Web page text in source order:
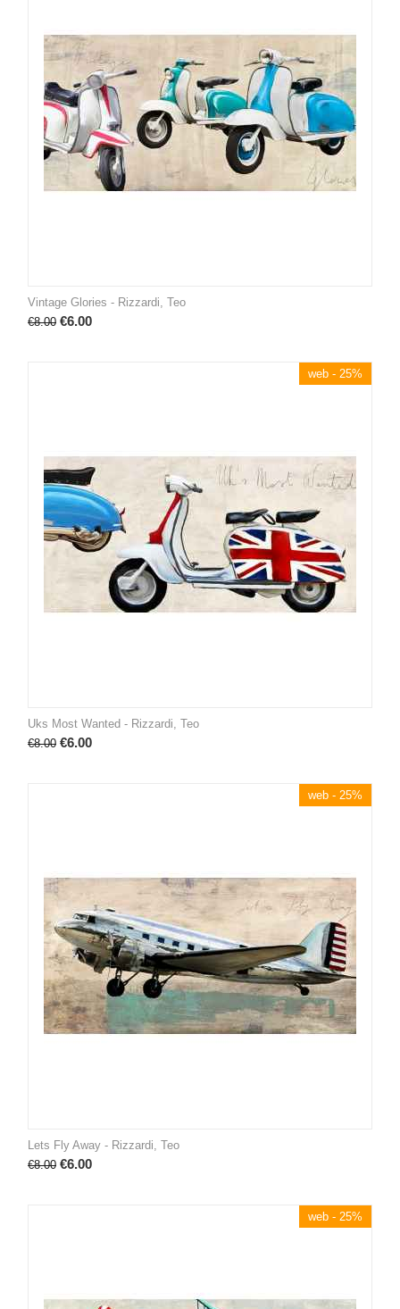
Vintage Glories - Rizzardi, Teo
€8.00 €6.00
web - 25%
Uks Most Wanted - Rizzardi, Teo
€8.00 €6.00
web - 25%
Lets Fly Away - Rizzardi, Teo
€8.00 €6.00
web - 25%